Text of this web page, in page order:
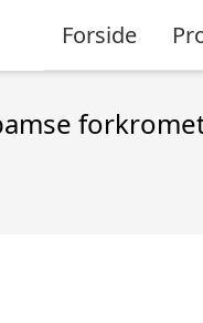
Forside